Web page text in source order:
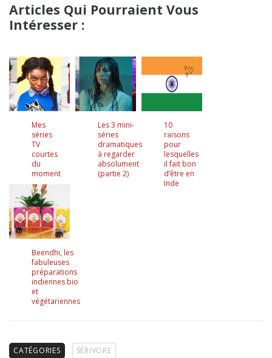
Articles Qui Pourraient Vous
Intéresser :
Mes
séries
TV
courtes
du
moment
Les 3 mini-
séries
dramatiques
à regarder
absolument
(partie 2)
10
raisons
pour
lesquelles
il fait bon
d’être en
Inde
Beendhi, les
fabuleuses
préparations
indiennes bio
et
végétariennes
CATÉGORIES SÉRIVORE